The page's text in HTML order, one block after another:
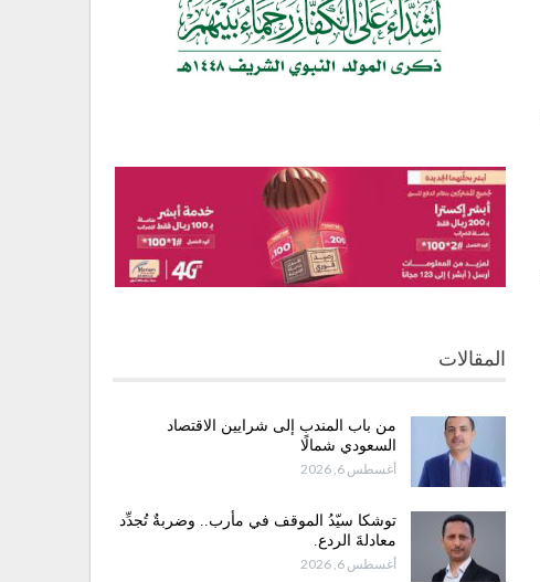
المقالات
من باب المندب إلى شرايين الاقتصاد
السعودي شمالًا
أغسطس 6, 2026
توشكا سيّدُ الموقف في مأرب.. وضربةٌ تُجدِّد
معادلةَ الردع.
أغسطس 6, 2026